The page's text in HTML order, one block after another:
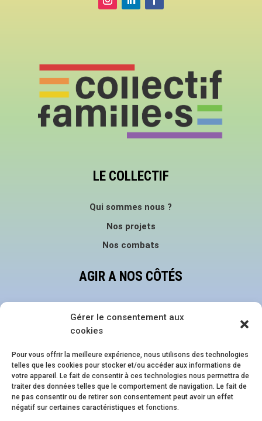
Gérer le consentement aux
cookies
Pour vous offrir la meilleure expérience, nous utilisons des technologies
telles que les cookies pour stocker et/ou accéder aux informations de
votre appareil. Le fait de consentir à ces technologies nous permettra de
traiter des données telles que le comportement de navigation. Le fait de
ne pas consentir ou de retirer son consentement peut avoir un effet
négatif sur certaines caractéristiques et fonctions.
LE COLLECTIF
Qui sommes nous ?
Nos projets
Nos combats
AGIR A NOS CÔTÉS
Devenir bénévole
NOS ÉVÈNEMENTS
Family Pride Festival